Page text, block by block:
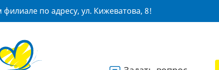
по адресу, ул. Кижеватова, 8!